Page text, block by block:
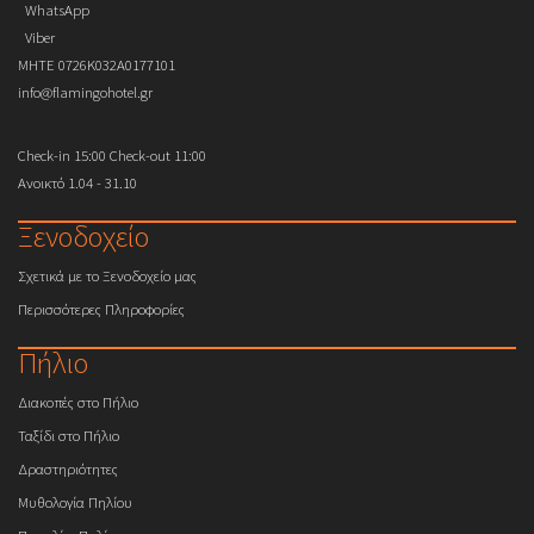
WhatsApp
Viber
MHTE 0726K032A0177101
info@flamingohotel.gr
Check-in 15:00 Check-out 11:00
Ανοικτό 1.04 - 31.10
Ξενοδοχείο
Σχετικά με το Ξενοδοχείο μας
Περισσότερες Πληροφορίες
Πήλιο
Διακοπές στο Πήλιο
Ταξίδι στο Πήλιο
Δραστηριότητες
Μυθολογία Πηλίου